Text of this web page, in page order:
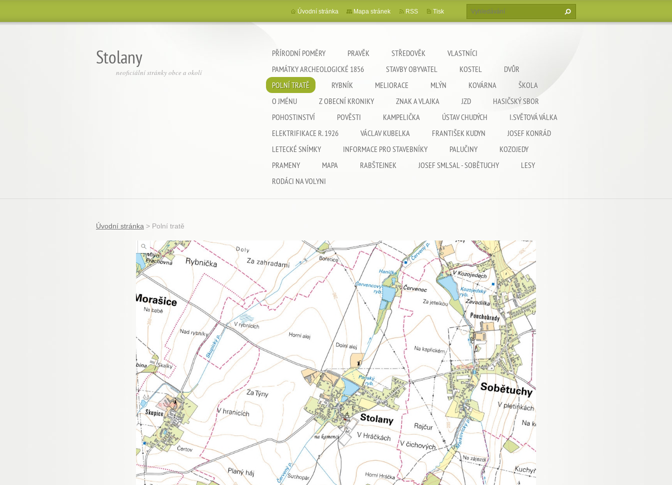
Stolany
neoficiální stránky obce a okolí
PŘÍRODNÍ POMĚRY PRAVĚK STŘEDOVĚK
VLASTNÍCI
PAMÁTKY ARCHEOLOGICKÉ 1856
STAVBY OBYVATEL KOSTEL
DVŮR
POLNÍ TRATĚ
RYBNÍK MELIORACE MLÝN KOVÁRNA
ŠKOLA
O JMÉNU
Z OBECNÍ KRONIKY ZNAK A VLAJKA JZD
HASIČSKÝ SBOR
POHOSTINSTVÍ
POVĚSTI KAMPELIČKA ÚSTAV CHUDÝCH
I.SVĚTOVÁ VÁLKA
ELEKTRIFIKACE R. 1926
VÁCLAV KUBELKA FRANTIŠEK KUDYN
JOSEF KONRÁD
LETECKÉ SNÍMKY
INFORMACE PRO STAVEBNÍKY PALUČINY
KOZOJEDY
PRAMENY
MAPA RABŠTEJNEK JOSEF SMLSAL - SOBĚTUCHY
LESY
RODÁCI NA VOLYNI
Úvodní stránka Mapa stránek RSS Tisk
Úvodní stránka > Polní tratě